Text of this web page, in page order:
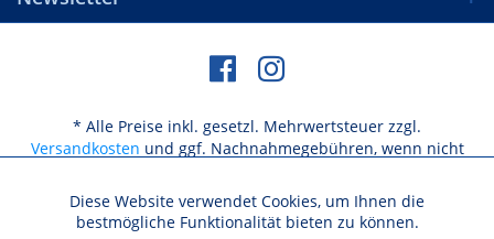
* Alle Preise inkl. gesetzl. Mehrwertsteuer zzgl.
Versandkosten und ggf. Nachnahmegebühren, wenn nicht
Funktionale
Aktiv
Diese Website verwendet Cookies, um Ihnen die
bestmögliche Funktionalität bieten zu können.